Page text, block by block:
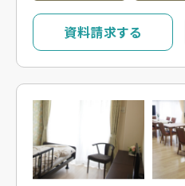
資料請求する